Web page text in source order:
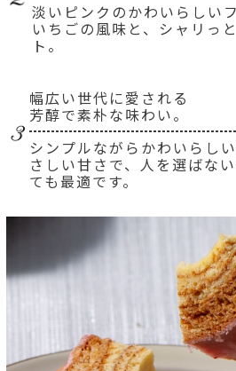
淡いピンクのかわいらしい
いちごの風味と、シャリっ
ト。
幅広い世代に愛される
芳醇で素朴な味わい。
シンプルながらかわいらし
さしい甘さで、人を選ばな
ても最適です。